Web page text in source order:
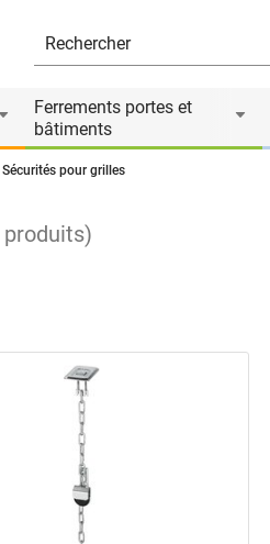
Ferrements portes et
bâtiments
Sécurités pour grilles
produits)